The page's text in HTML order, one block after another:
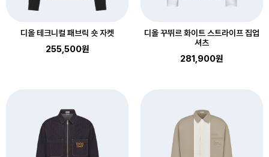
디올 테크니컬 패브릭 숏 자켓
255,500원
디올 꾸뛰르 화이트 스트라이프 집업
셔츠
281,900원